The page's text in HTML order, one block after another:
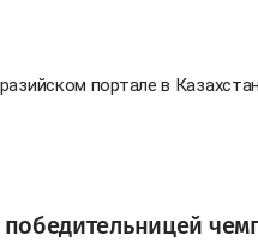
портале в
победительницей